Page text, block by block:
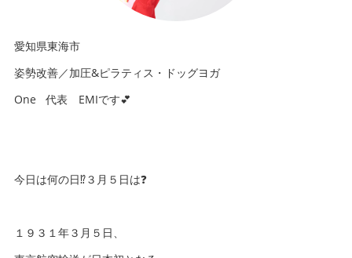
愛知県東海市
姿勢改善／加圧&ピラティス・ドッグヨガ
One 代表 EMIです💕
今日は何の日⁉️３月５日は❓
１９３１年３月５日、